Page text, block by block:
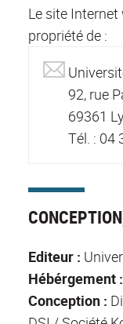
Le site
propriété de :
92, rue
69361
Tél. : 04
Editeur :
Hébérgement :
Conception :